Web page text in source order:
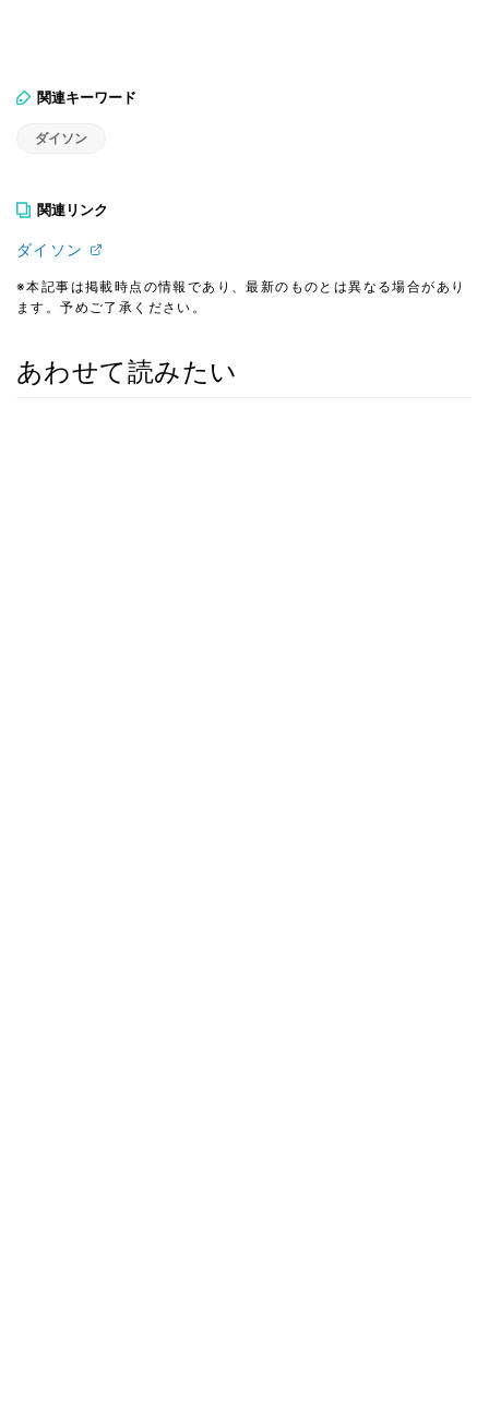
関連キーワード
ダイソン
関連リンク
ダイソン
※本記事は掲載時点の情報であり、最新のものとは異なる場合があり
ます。予めご了承ください。
あわせて読みたい